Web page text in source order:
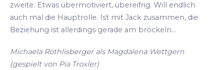
zweite. Etwas übermotiviert, übereifrig. Will endlich
auch mal die Hauptrolle. Ist mit Jack zusammen, die
Beziehung ist allerdings gerade am bröckeln...
Michaela Röthlisberger als Magdalena Wettgern
(gespielt von Pia Troxler)